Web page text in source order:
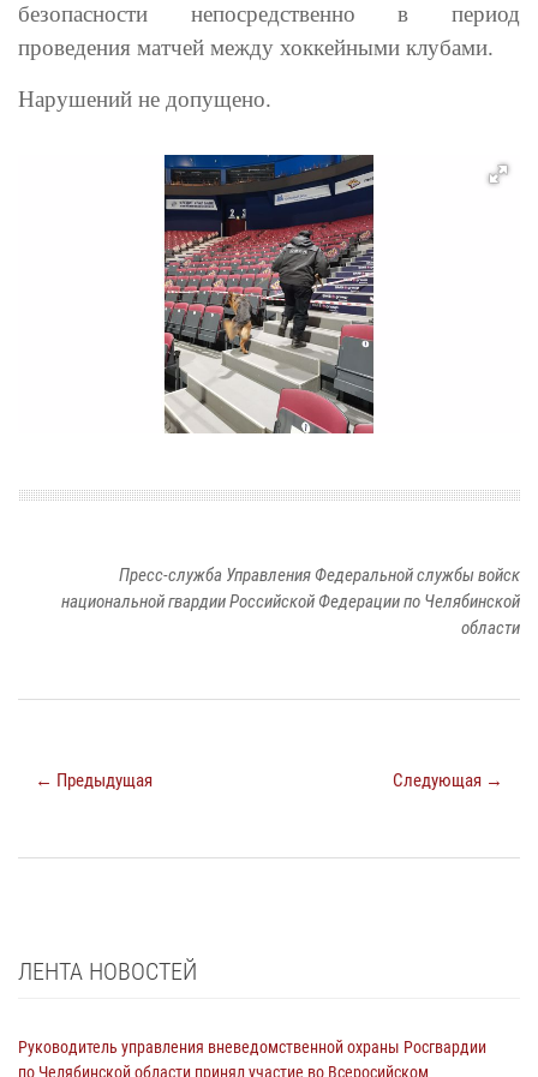
безопасности непосредственно в период
проведения матчей между хоккейными клубами.
Нарушений не допущено.
Пресс-служба Управления Федеральной службы войск
национальной гвардии Российской Федерации по Челябинской
области
← Предыдущая Следующая →
ЛЕНТА НОВОСТЕЙ
Руководитель управления вневедомственной охраны Росгвардии
по Челябинской области принял участие во Всеросийском